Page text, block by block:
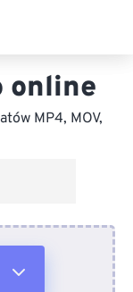
online
MP4, MOV,